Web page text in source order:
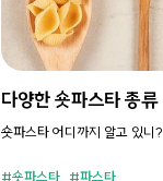
다양한 숏파스타 종류
숏파스타 어디까지 알고 있니?
숏파스타 파스타